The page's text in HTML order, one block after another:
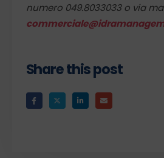
numero 049.8033033 o via
Share this post